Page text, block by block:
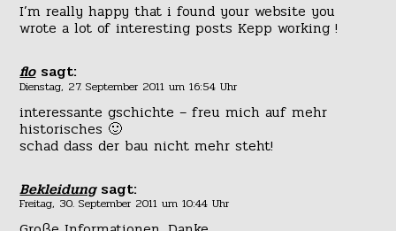
I’m really happy that i found your website you
wrote a lot of interesting posts Kepp working !
flo sagt:
Dienstag, 27. September 2011 um 16:54 Uhr
interessante gschichte – freu mich auf mehr
historisches 🙂
schad dass der bau nicht mehr steht!
Bekleidung sagt:
Freitag, 30. September 2011 um 10:44 Uhr